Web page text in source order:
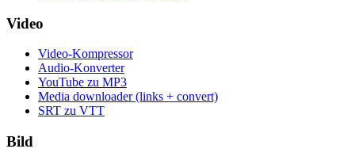
Video
Video-Kompressor
Audio-Konverter
YouTube zu MP3
Media downloader (links + convert)
SRT zu VTT
Bild